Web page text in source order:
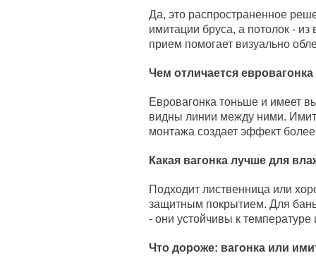
Да, это распространенное
имитации бруса, а потолок - из
прием помогает визуально
Чем отличается
Евровагонка тоньше и имеет
видны линии между ними.
монтажа создает эффект
Какая вагонка лучше для
Подходит лиственница или
защитным покрытием. Для
- они устойчивы к
Что дороже: вагонка или